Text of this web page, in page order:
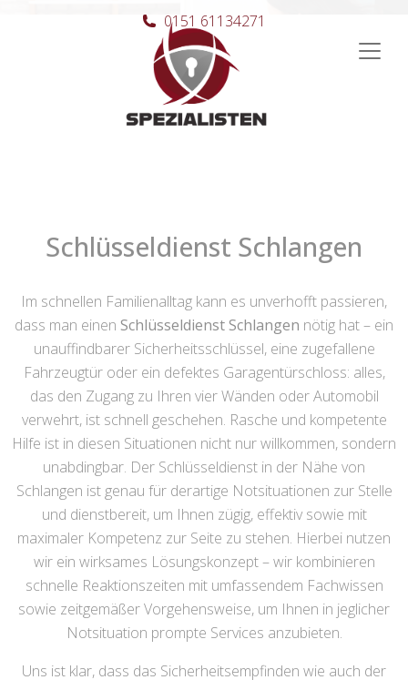
Hauptnavigation
0151 61134271
Schlüsseldienst Schlangen
Im schnellen Familienalltag kann es unverhofft passieren,
dass man einen Schlüsseldienst Schlangen nötig hat – ein
unauffindbarer Sicherheitsschlüssel, eine zugefallene
Fahrzeugtür oder ein defektes Garagentürschloss: alles,
das den Zugang zu Ihren vier Wänden oder Automobil
verwehrt, ist schnell geschehen. Rasche und kompetente
Hilfe ist in diesen Situationen nicht nur willkommen, sondern
unabdingbar. Der Schlüsseldienst in der Nähe von
Schlangen ist genau für derartige Notsituationen zur Stelle
und dienstbereit, um Ihnen zügig, effektiv sowie mit
maximaler Kompetenz zur Seite zu stehen. Hierbei nutzen
wir ein wirksames Lösungskonzept – wir kombinieren
schnelle Reaktionszeiten mit umfassendem Fachwissen
sowie zeitgemäßer Vorgehensweise, um Ihnen in jeglicher
Notsituation prompte Services anzubieten.
Uns ist klar, dass das Sicherheitsempfinden wie auch der